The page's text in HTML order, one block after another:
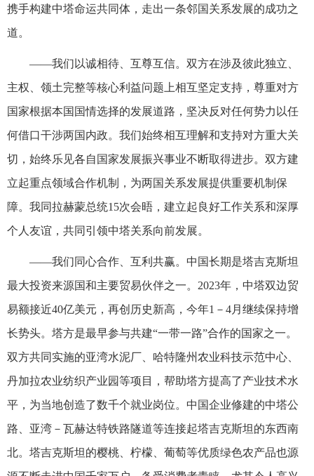
携手构建中塔命运共同体，走出一条邻国关系发展的成功之
道。
——我们以诚相待、互尊互信。双方在涉及彼此独立、
主权、领土完整等核心利益问题上相互坚定支持，尊重对方
国家根据本国国情选择的发展道路，坚决反对任何势力以任
何借口干涉两国内政。我们始终相互理解和支持对方重大关
切，始终乐见各自国家发展振兴事业不断取得进步。双方建
立起重点领域合作机制，为两国关系发展提供重要机制保
障。我同拉赫蒙总统15次会晤，建立起良好工作关系和深厚
个人友谊，共同引领中塔关系向前发展。
——我们同心合作、互利共赢。中国长期是塔吉克斯坦
最大投资来源国和主要贸易伙伴之一。2023年，中塔双边贸
易额接近40亿美元，再创历史新高，今年1－4月继续保持增
长势头。塔方是最早参与共建“一带一路”合作的国家之一。
双方共同实施的亚湾水泥厂、哈特隆州农业科技示范中心、
丹加拉农业纺织产业园等项目，帮助塔方提高了产业技术水
平，为当地创造了数千个就业岗位。中国企业修建的中塔公
路、亚湾－瓦赫达特铁路隧道等连接起塔吉克斯坦的东西南
北。塔吉克斯坦的樱桃、柠檬、葡萄等优质绿色农产品也源